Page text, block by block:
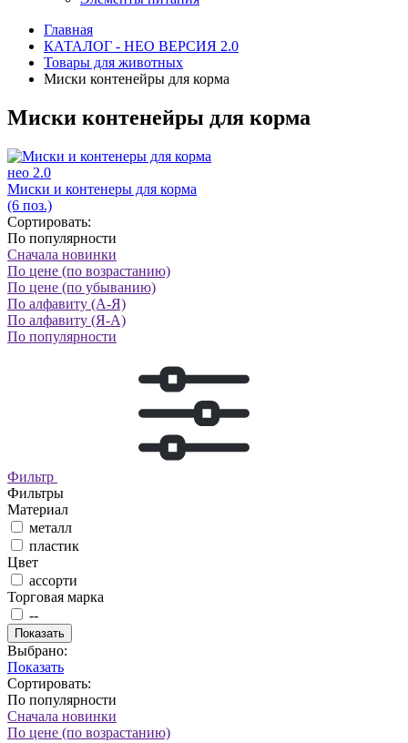
Главная
КАТАЛОГ - НЕО ВЕРСИЯ 2.0
Товары для животных
Миски контенейры для корма
Миски контенейры для корма
нео 2.0
Миски и контенеры для корма
(6 поз.)
Сортировать:
По популярности
Сначала новинки
По цене (по возрастанию)
По цене (по убыванию)
По алфавиту (А-Я)
По алфавиту (Я-А)
По популярности
Фильтр
Фильтры
Материал
металл
пластик
Цвет
ассорти
Торговая марка
--
Показать
Выбрано:
Показать
Сортировать:
По популярности
Сначала новинки
По цене (по возрастанию)